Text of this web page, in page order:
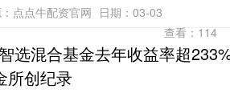
点点牛配资官网
日期：03-03
查看： 114
选混合基金去年收益率超
所创纪录